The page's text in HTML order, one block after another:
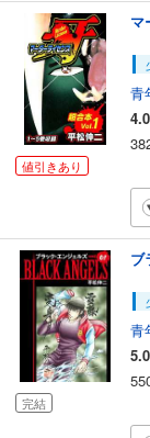
値引きあり
マ
青
4.0
完結
ブ
青
5.0